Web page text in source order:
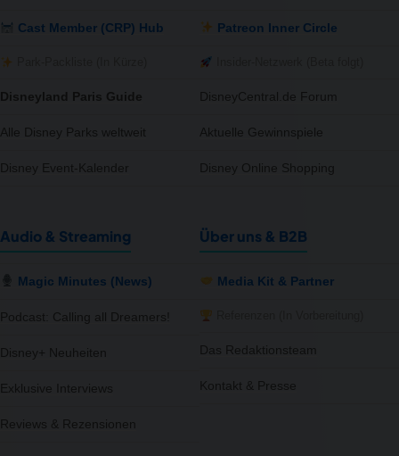
Cast Member (CRP) Hub
Disneyland Paris Guide
Alle Disney Parks weltweit
Disney Event-Kalender
Patreon Inner Circle
DisneyCentral.de Forum
Aktuelle Gewinnspiele
Disney Online Shopping
Audio & Streaming
Magic Minutes (News)
Podcast: Calling all Dreamers!
Disney+ Neuheiten
Exklusive Interviews
Reviews & Rezensionen
Über uns & B2B
Media Kit & Partner
Das Redaktionsteam
Kontakt & Presse